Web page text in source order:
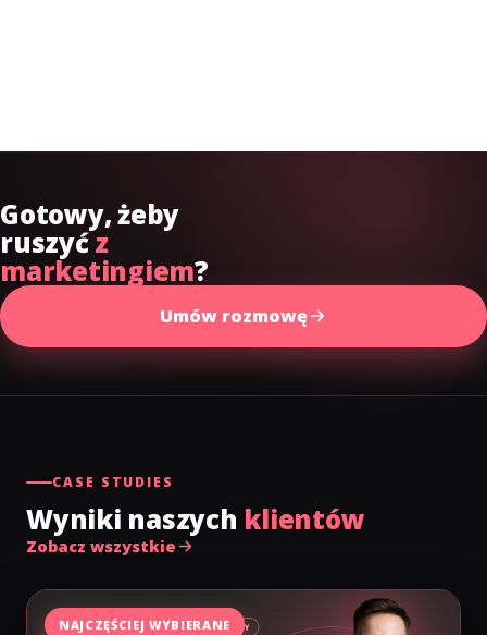
Gotowy, żeby
ruszyćz
marketingiem?
Umów rozmowę
CASE STUDIES
Wyniki naszych klientów
Zobacz wszystkie
NAJCZĘŚCIEJ WYBIERANE